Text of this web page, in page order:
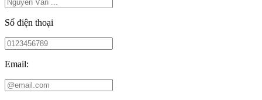
Số điện thoại
Email: